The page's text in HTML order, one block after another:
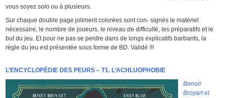
vous soyez solo ou à plusieurs.
Sur chaque double page joliment colorées sont con- signés le matériel
nécessaire, le nombre de joueurs, le niveau de difficulté, les préparatifs et le
but du jeu. Et pour ne pas se perdre dans de longs explicatifs barbants, la
règle du jeu est présentée sous forme de BD. Validé !!!
L’ENCYCLOPÉDIE DES PEURS – T1. L’ACHLUOPHOBIE
Benoit
Broyart et